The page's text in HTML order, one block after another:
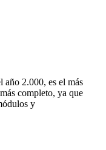
año 2.000, es el más
completo, ya que
y